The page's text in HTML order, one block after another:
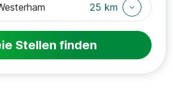
25 km
Stellen finden